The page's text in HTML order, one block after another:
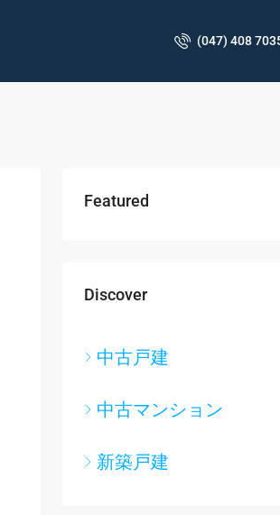
(047) 408
Featured
Discover
中古戸建
中古マンション
新築戸建